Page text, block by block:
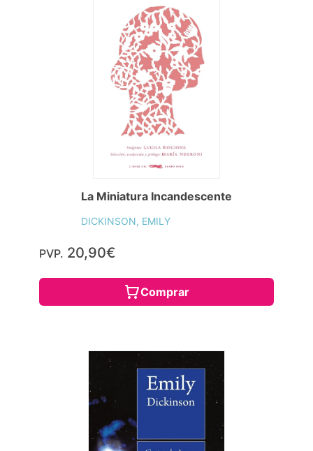
La Miniatura Incandescente
DICKINSON, EMILY
PVP. 20,90€
Comprar